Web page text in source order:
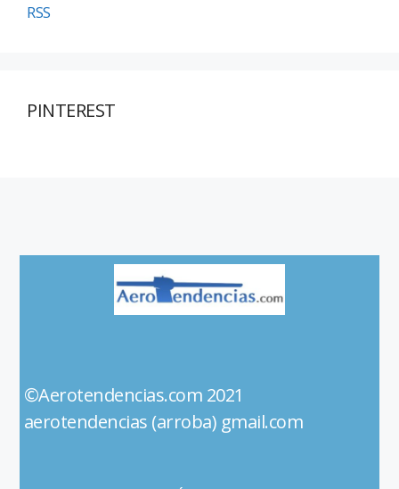
RSS
PINTEREST
©Aerotendencias.com 2021
aerotendencias (arroba) gmail.com